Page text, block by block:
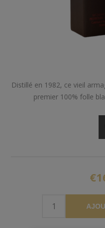
Distillé en 1982, ce vieil
premier 100% folle